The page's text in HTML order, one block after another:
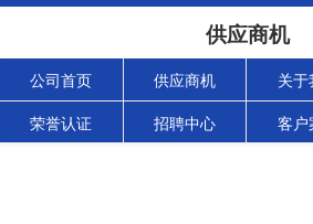
供应商机
公司首页 供应商机 关于
荣誉认证 招聘中心 客户